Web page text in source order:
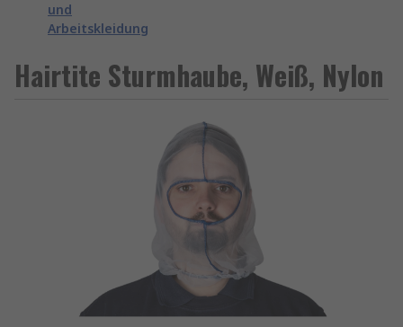
und
Arbeitskleidung
Hairtite Sturmhaube, Weiß, Nylon